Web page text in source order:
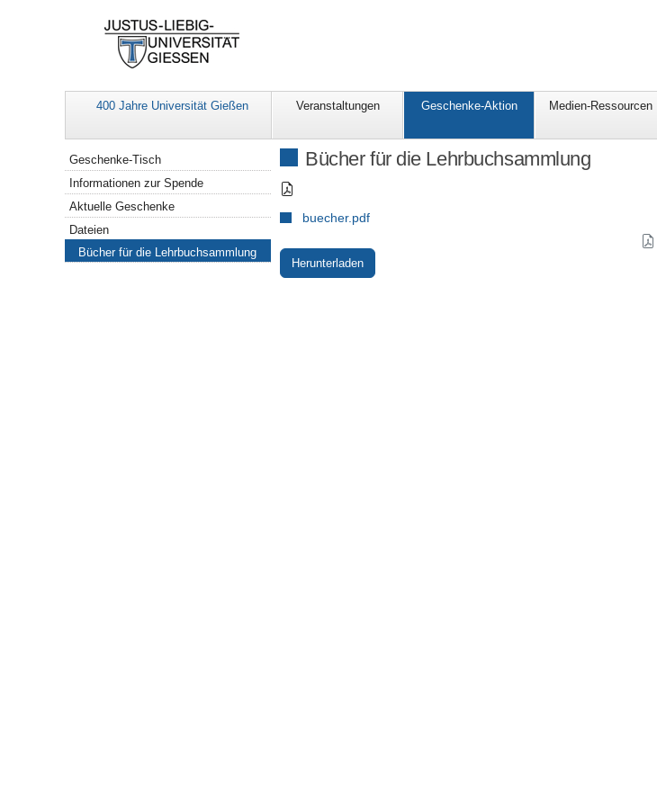
400 Jahre Universität Gießen Veranstaltungen Geschenke-Aktion Medien-Ressourcen
Bücher für die Lehrbuchsammlung
buecher.pdf
Herunterladen
Navigation
Geschenke-Tisch
Informationen zur Spende
Aktuelle Geschenke
Dateien
Bücher für die Lehrbuchsammlung